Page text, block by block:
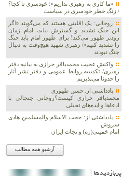
«ما کاری به رهبری نداریم»؛ خودسری تا کجا؟
/ زنگ خطر خودسری در سیاست
روحانی: یک اقلیتی هستند که می‌گویند «اگر
این جنگ تشدید و گسترش بیابد، امام زمان
زودتر ظهور می‌کند! برای ظهور امام باید جنگ
را تشدید کنیم»/ رهبری شهید هیچ‌وقت به دنبال
جنگ نبودند
واکنش عجیب محمدباقر خرازی به بیانیه دفتر
رهبری/ تکذیبیه روابط عمومی و دفتر نشر آثار
را حدوثا می‌پذیریم
یادداشتی از: حسن ظهوری
محمدباقر خرازی کیست؟روحانی جنجالی با
ادعاها و ایده‌های تخیلی
یادداشتی از: حجت الاسلام والمسلمین هادی
سروش
امام خمینی(ره) و نجات ایران
آرشیو همه مطالب
پربازديدها